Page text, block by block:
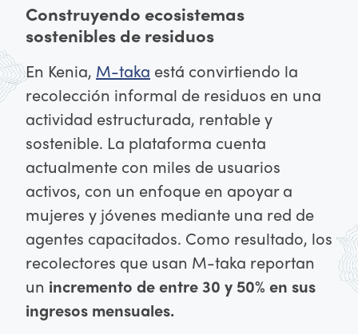
Construyendo ecosistemas
sostenibles de residuos
En Kenia, M-taka está convirtiendo la
recolección informal de residuos en una
actividad estructurada, rentable y
sostenible. La plataforma cuenta
actualmente con miles de usuarios
activos, con un enfoque en apoyar a
mujeres y jóvenes mediante una red de
agentes capacitados. Como resultado, los
recolectores que usan M-taka reportan
un incremento de entre 30 y 50% en sus
ingresos mensuales.